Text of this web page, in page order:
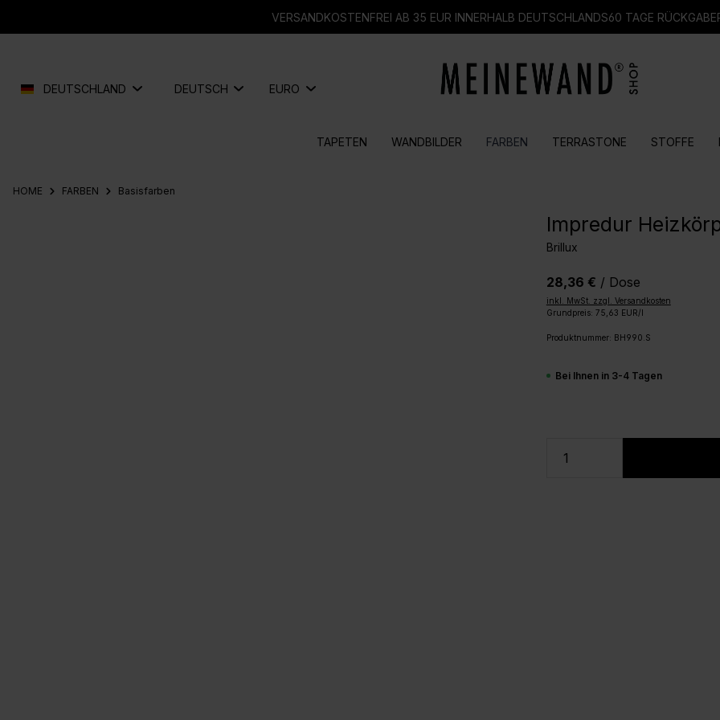
VERSANDKOSTENFREI AB 35 EUR INNERHALB DEUTSCHLANDS60 TAGE
DEUTSCHLAND DEUTSCH EURO
TAPETEN WANDBILDER FARBEN TERRASTONE STOFFE
HOME FARBEN Basisfarben
Impredur
Brillux
28,36 € / Dose
inkl. MwSt. zzgl. Versandkosten
Grundpreis: 75,63 EUR/l
Produktnummer: BH990.S
Bei Ihnen in 3-4 Tagen
Produkt Anzahl: